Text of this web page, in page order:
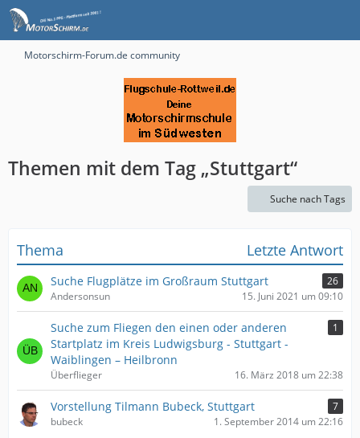
Motorschirm-Forum.de community
Themen mit dem Tag „Stuttgart“
Suche nach Tags
Thema Letzte Antwort
Suche Flugplätze im Großraum Stuttgart
26
Andersonsun
15. Juni 2021 um 09:10
Suche zum Fliegen den einen oder anderen
Startplatz im Kreis Ludwigsburg - Stuttgart -
Waiblingen – Heilbronn
1
Überflieger 16. März 2018 um 22:38
Vorstellung Tilmann Bubeck, Stuttgart
7
bubeck
1. September 2014 um 22:16